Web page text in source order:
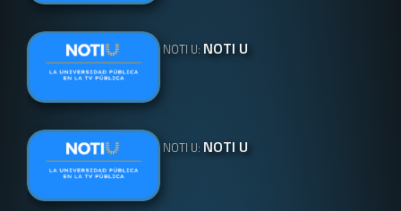
NOTI U: NOTI U
NOTI U: NOTI U